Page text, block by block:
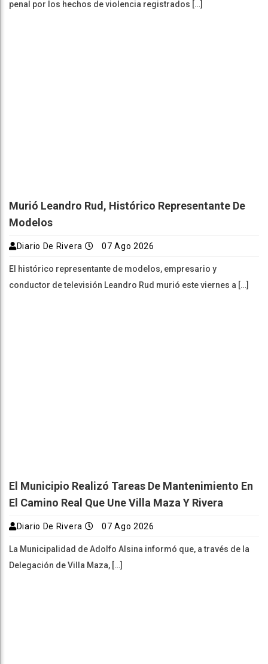
penal por los hechos de violencia registrados […]
Murió Leandro Rud, Histórico Representante De
Modelos
Diario De Rivera 07 Ago 2026
El histórico representante de modelos, empresario y
conductor de televisión Leandro Rud murió este viernes a […]
El Municipio Realizó Tareas De Mantenimiento En
El Camino Real Que Une Villa Maza Y Rivera
Diario De Rivera 07 Ago 2026
La Municipalidad de Adolfo Alsina informó que, a través de la
Delegación de Villa Maza, […]